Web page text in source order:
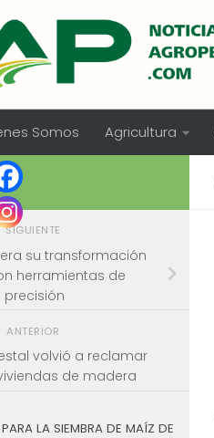
Somos Agricultura
SIGUIENTE
su transformación
herramientas de
precisión
ANTERIOR
volvió a reclamar
de madera
LA SIEMBRA DE MAÍZ DE